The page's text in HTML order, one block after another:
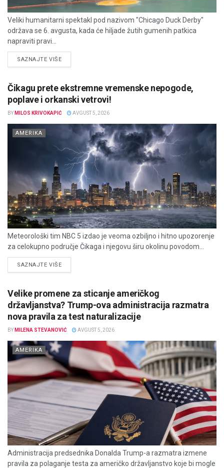
Veliki humanitarni spektakl pod nazivom "Chicago Duck Derby"
održava se 6. avgusta, kada će hiljade žutih gumenih patkica
napraviti pravi...
SAZNAJTE VIŠEDETAILS
Čikagu prete ekstremne vremenske nepogode,
poplave i orkanski vetrovi!
BY MILOS KRIVOKAPIĆ AVGUST 5, 2026
AMERIKA
Meteorološki tim NBC 5 izdao je veoma ozbiljno i hitno upozorenje
za celokupno područje Čikaga i njegovu širu okolinu povodom...
SAZNAJTE VIŠEDETAILS
Velike promene za sticanje američkog
državljanstva? Trump-ova administracija razmatra
nova pravila za test naturalizacije
BY MILENA STEVANOVIĆ AVGUST 5, 2026
AMERIKA
Administracija predsednika Donalda Trump-a razmatra izmene
pravila za polaganje testa za američko državljanstvo koje bi mogle